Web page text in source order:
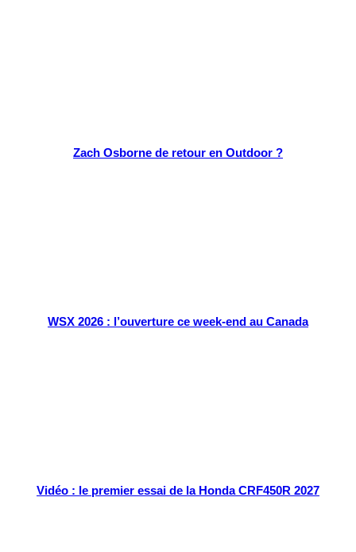
Zach Osborne de retour en Outdoor ?
WSX 2026 : l’ouverture ce week-end au Canada
Vidéo : le premier essai de la Honda CRF450R 2027